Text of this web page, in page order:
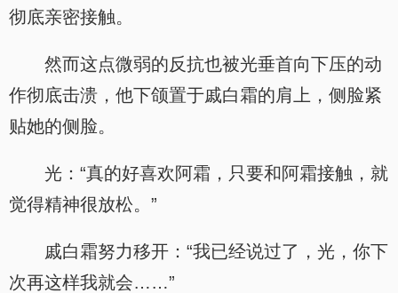
彻底亲密接触。
然而这点微弱的反抗也被光垂首向下压的动
作彻底击溃，他下颌置于戚白霜的肩上，侧脸紧
贴她的侧脸。
光：“真的好喜欢阿霜，只要和阿霜接触，就
觉得精神很放松。”
戚白霜努力移开：“我已经说过了，光，你下
次再这样我就会……”